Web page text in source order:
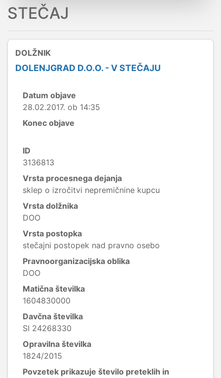
STEČAJ
DOLŽNIK
DOLENJGRAD D.O.O. - V STEČAJU
Datum objave
28.02.2017. ob 14:35
Konec objave
ID
3136813
Vrsta procesnega dejanja
sklep o izročitvi nepremičnine kupcu
Vrsta dolžnika
DOO
Vrsta postopka
stečajni postopek nad pravno osebo
Pravnoorganizacijska oblika
DOO
Matična številka
1604830000
Davčna številka
SI 24268330
Opravilna številka
1824/2015
Povzetek prikazuje število preteklih in